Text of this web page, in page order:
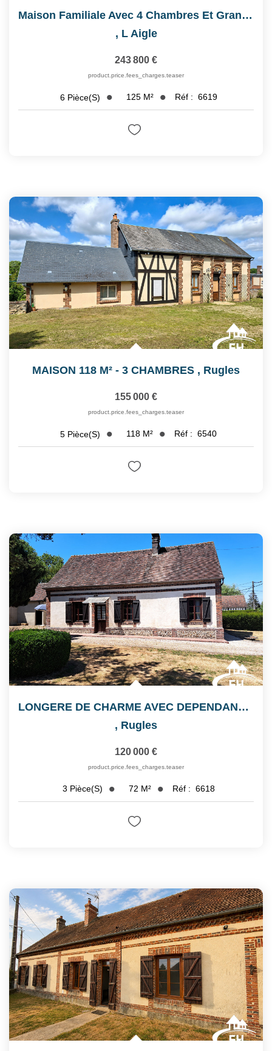
Maison Familiale Avec 4 Chambres Et Grand Terrain Clos
, L Aigle
243 800 €
product.price.fees_charges.teaser
6 Pièce(s) 125 M² Réf : 6619
MAISON 118 M² - 3 CHAMBRES , Rugles
155 000 €
product.price.fees_charges.teaser
5 Pièce(s) 118 M² Réf : 6540
LONGERE DE CHARME AVEC DEPENDANCES
, Rugles
120 000 €
product.price.fees_charges.teaser
3 Pièce(s) 72 M² Réf : 6618